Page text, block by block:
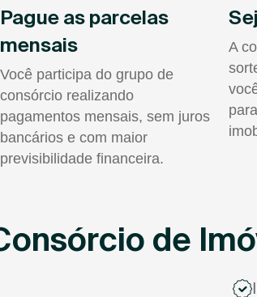
Pague as parcelas
mensais
Você participa do grupo de
consórcio realizando
pagamentos mensais, sem juros
bancários e com maior
previsibilidade financeira.
A
de